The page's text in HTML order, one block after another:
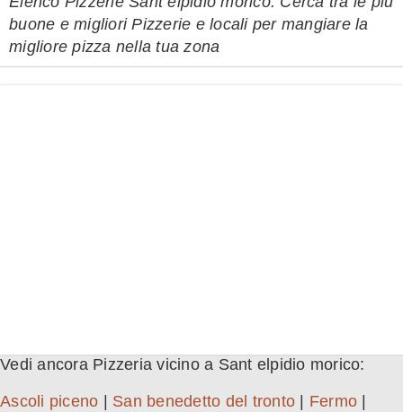
buone e migliori Pizzerie e locali per mangiare la
migliore pizza nella tua zona
Vedi ancora Pizzeria vicino a Sant elpidio morico:
Ascoli piceno San benedetto del tronto Fermo